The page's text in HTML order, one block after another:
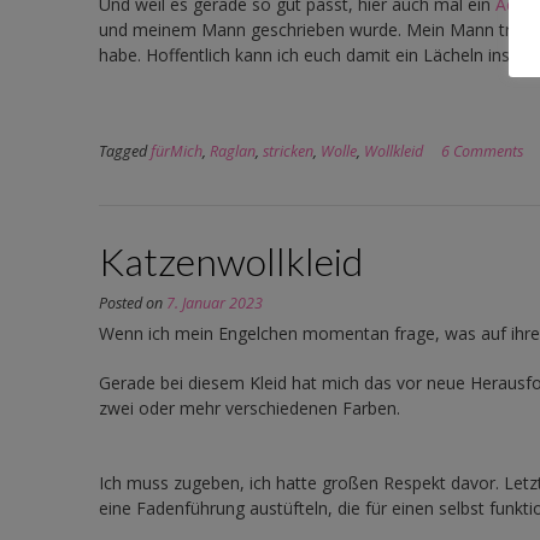
und meinem Mann geschrieben wurde. Mein Mann trägt
habe. Hoffentlich kann ich euch damit ein Lächeln ins
TaggedfürMich, Raglan, stricken, Wolle, Wollkleid 6 Comments
Katzenwollkleid
Posted on 7. Januar 2023
Wenn ich mein Engelchen momentan frage, was auf
Gerade bei diesem Kleid hat mich das vor neue
zwei oder mehr verschiedenen Farben.
Ich muss zugeben, ich hatte großen Respekt davor.
eine Fadenführung austüfteln, die für einen selbst